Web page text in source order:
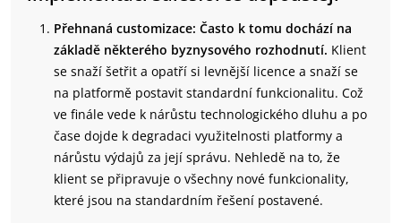
Přehnaná customizace: Často k tomu dochází na
základě některého byznysového rozhodnutí. Klient
se snaží šetřit a opatří si levnější licence a snaží se
na platformě postavit standardní funkcionalitu. Což
ve finále vede k nárůstu technologického dluhu a po
čase dojde k degradaci využitelnosti platformy a
nárůstu výdajů za její správu. Nehledě na to, že
klient se připravuje o všechny nové funkcionality,
které jsou na standardním řešení postavené.